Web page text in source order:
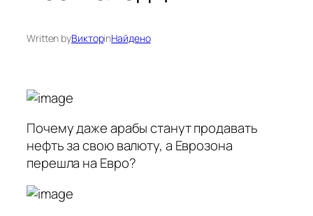
Written byВикторinНайдено
Почему даже арабы станут продавать
нефть за свою валюту, а Еврозона
перешла на Евро?